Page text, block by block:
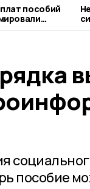
пособий
пособие